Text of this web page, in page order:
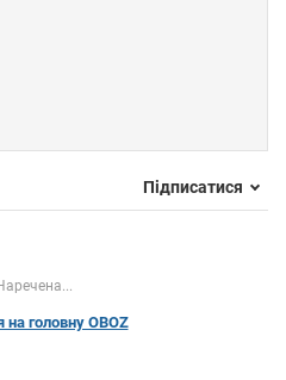
Підписатися
головну OBOZ